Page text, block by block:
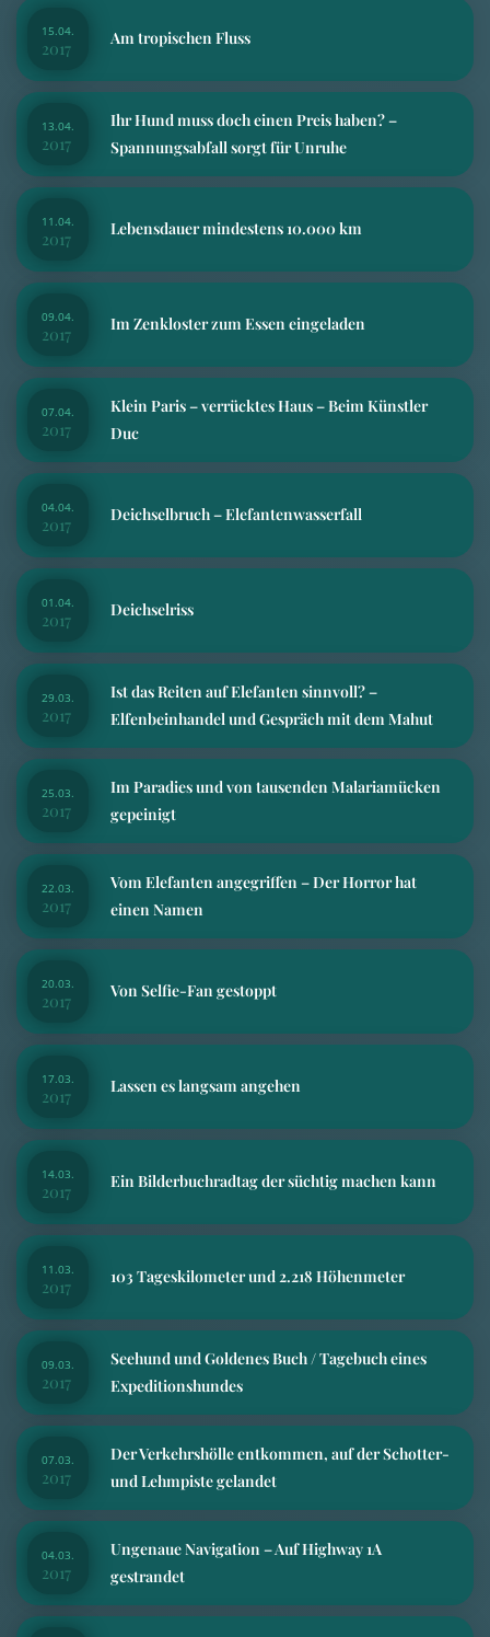
15.04.
2017 Am tropischen Fluss
13.04.
2017
Ihr Hund muss doch einen Preis haben? –
Spannungsabfall sorgt für Unruhe
11.04.
2017 Lebensdauer mindestens 10.000 km
09.04.
2017 Im Zenkloster zum Essen eingeladen
07.04.
2017
Klein Paris – verrücktes Haus – Beim Künstler
Duc
04.04.
2017 Deichselbruch – Elefantenwasserfall
01.04.
2017 Deichselriss
29.03.
2017
Ist das Reiten auf Elefanten sinnvoll? –
Elfenbeinhandel und Gespräch mit dem Mahut
25.03.
2017
Im Paradies und von tausenden Malariamücken
gepeinigt
22.03.
2017
Vom Elefanten angegriffen – Der Horror hat
einen Namen
20.03.
2017 Von Selfie-Fan gestoppt
17.03.
2017 Lassen es langsam angehen
14.03.
2017 Ein Bilderbuchradtag der süchtig machen kann
11.03.
2017 103 Tageskilometer und 2.218 Höhenmeter
09.03.
2017
Seehund und Goldenes Buch / Tagebuch eines
Expeditionshundes
07.03.
2017
Der Verkehrshölle entkommen, auf der Schotter-
und Lehmpiste gelandet
04.03.
2017
Ungenaue Navigation – Auf Highway 1A
gestrandet